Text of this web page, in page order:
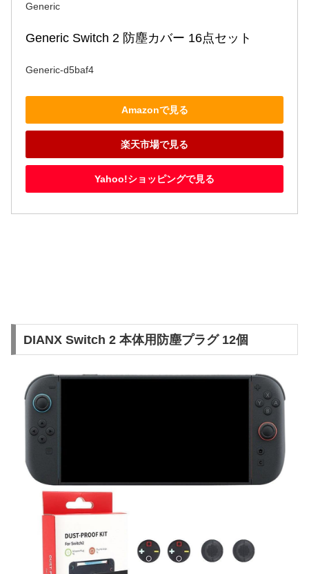
Generic
Generic Switch 2 防塵カバー 16点セット
Generic-d5baf4
Amazonで見る
楽天市場で見る
Yahoo!ショッピングで見る
DIANX Switch 2 本体用防塵プラグ 12個